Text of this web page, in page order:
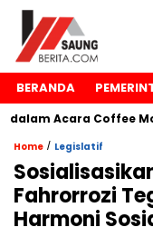
BERANDA
Acara Coffee
Home / Legislatif
Fahrorrozi
Harmoni